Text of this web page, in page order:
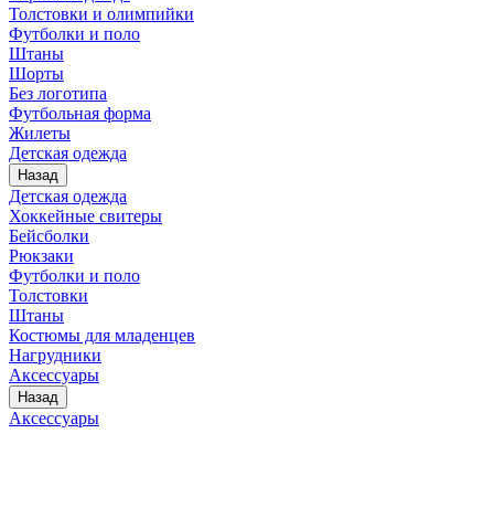
Толстовки и олимпийки
Футболки и поло
Штаны
Шорты
Без логотипа
Футбольная форма
Жилеты
Детская одежда
Назад
Детская одежда
Хоккейные свитеры
Бейсболки
Рюкзаки
Футболки и поло
Толстовки
Штаны
Костюмы для младенцев
Нагрудники
Аксессуары
Назад
Аксессуары